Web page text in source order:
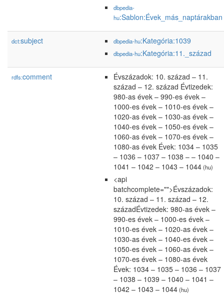
dbpedia-
hu:Sablon:Évek_más_naptárakban
dct:subject dbpedia-hu:Kategória:1039
dbpedia-hu:Kategória:11._század
rdfs:comment
Évszázadok: 10. század – 11.
század – 12. század Évtizedek:
980-as évek – 990-es évek –
1000-es évek – 1010-es évek –
1020-as évek – 1030-as évek –
1040-es évek – 1050-es évek –
1060-as évek – 1070-es évek –
1080-as évek Évek: 1034 – 1035
– 1036 – 1037 – 1038 – – 1040 –
1041 – 1042 – 1043 – 1044(hu)
<api
batchcomplete="">Évszázadok:
10. század – 11. század – 12.
századÉvtizedek: 980-as évek –
990-es évek – 1000-es évek –
1010-es évek – 1020-as évek –
1030-as évek – 1040-es évek –
1050-es évek – 1060-as évek –
1070-es évek – 1080-as évek
Évek: 1034 – 1035 – 1036 – 1037
– 1038 – 1039 – 1040 – 1041 –
1042 – 1043 – 1044(hu)